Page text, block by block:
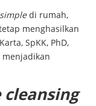
simpledi rumah,
menghasilkan
SpKK, PhD,
cleansing